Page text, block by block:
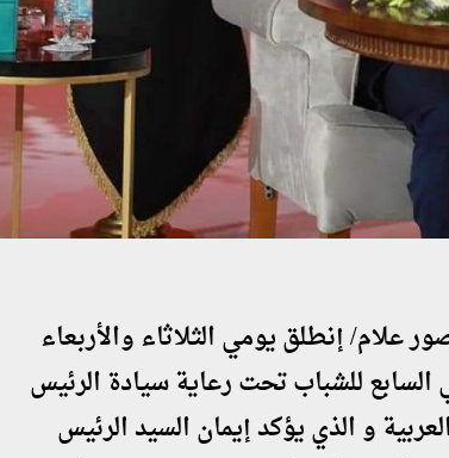
علام/ إنطلق يومي الثلاثاء والأربعاء
المؤتمر الوطني السابع للشباب تحت رعاية سيادة الرئيس
و الذي يؤكد إيمان السيد الرئيس